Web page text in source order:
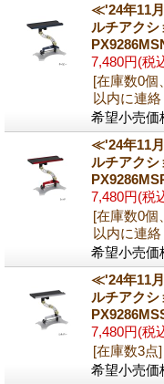
≪'24年11
ルチアクシ
7,480円(税
[在庫数0個
以内に連
希望小売価
≪'24年11
ルチアクシ
7,480円(税
[在庫数0個
以内に連
希望小売価
≪'24年11
ルチアクシ
7,480円(税
[在庫数3点]
希望小売価